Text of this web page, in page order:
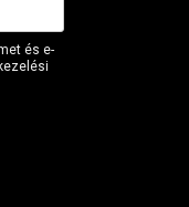
és e-